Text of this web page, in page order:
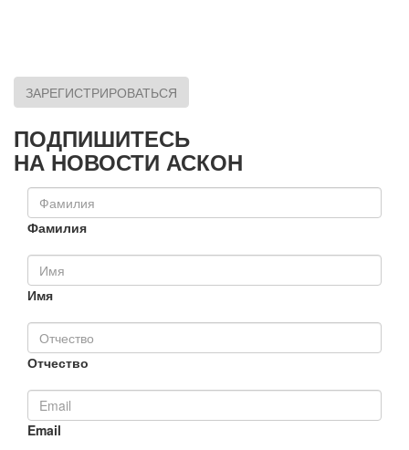
ЗАРЕГИСТРИРОВАТЬСЯ
ПОДПИШИТЕСЬ
НА НОВОСТИ АСКОН
Фамилия
Имя
Отчество
Email